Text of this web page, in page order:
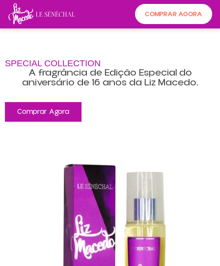
COMPRAR AGORA
SPECIAL COLLECTION
A fragrância de Edição Especial do
aniversário de 16 anos da Liz Macedo.
Comprar Agora